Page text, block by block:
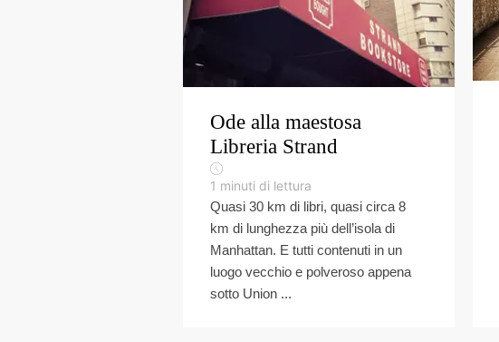
Ode alla maestosa
Libreria Strand
1 minuti di lettura
Quasi 30 km di libri, quasi circa 8
km di lunghezza più dell’isola di
Manhattan. E tutti contenuti in un
luogo vecchio e polveroso appena
sotto Union ...